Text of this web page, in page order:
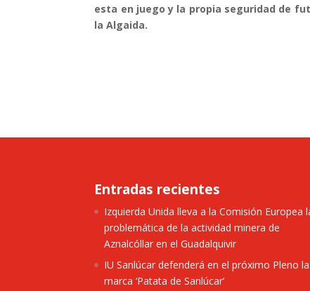
esta en juego y la propia seguridad de
la Algaida.
Entradas recientes
Izquierda Unida lleva a la Comisión Europea
problemática de la actividad minera de
Aznalcóllar en el Guadalquivir
IU Sanlúcar defenderá en el próximo Pleno la
marca ‘Patata de Sanlúcar’